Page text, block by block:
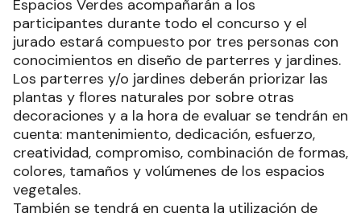
Espacios Verdes acompañarán a los
participantes durante todo el concurso y el
jurado estará compuesto por tres personas con
conocimientos en diseño de parterres y jardines.
Los parterres y/o jardines deberán priorizar las
plantas y flores naturales por sobre otras
decoraciones y a la hora de evaluar se tendrán en
cuenta: mantenimiento, dedicación, esfuerzo,
creatividad, compromiso, combinación de formas,
colores, tamaños y volúmenes de los espacios
vegetales.
También se tendrá en cuenta la utilización de